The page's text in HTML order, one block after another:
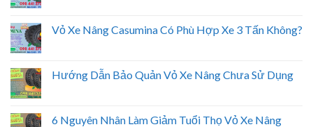
Vỏ Xe Nâng Casumina Có Phù Hợp Xe 3 Tấn Không?
Hướng Dẫn Bảo Quản Vỏ Xe Nâng Chưa Sử Dụng
6 Nguyên Nhân Làm Giảm Tuổi Thọ Vỏ Xe Nâng